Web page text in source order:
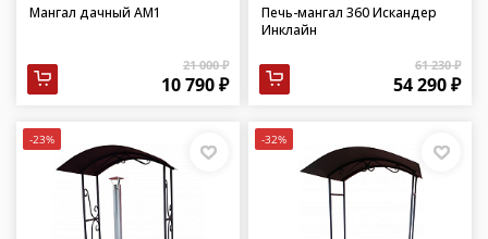
Мангал дачный АМ1
21 000 ₽
10 790 ₽
Печь-мангал 360 Искандер
Инклайн
61 230 ₽
54 290 ₽
-23% -32%